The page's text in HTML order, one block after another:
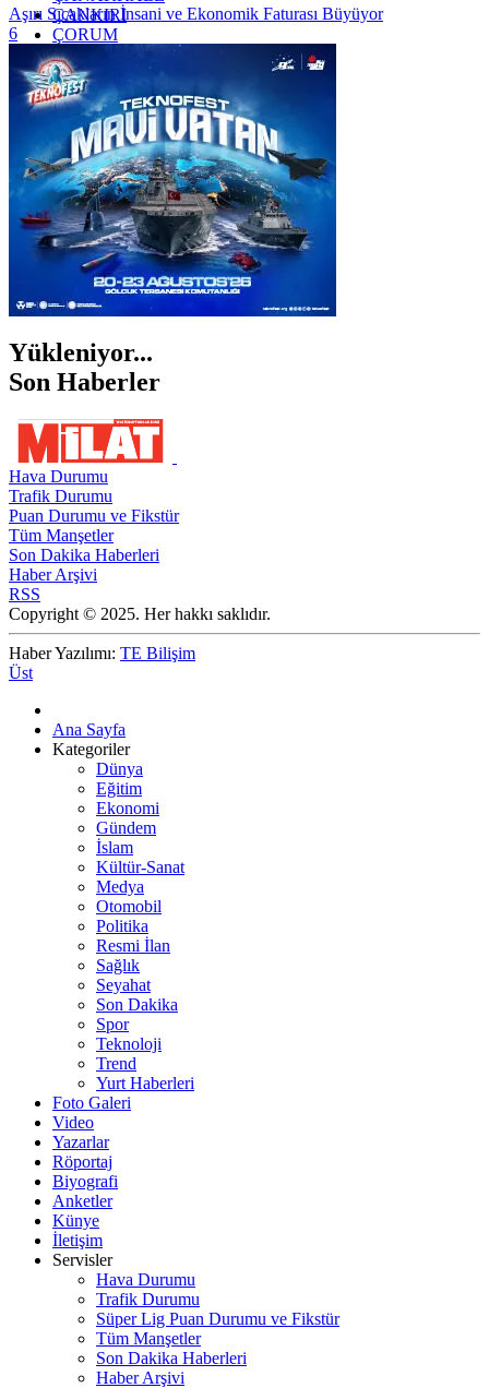
ÇANKIRI
ÇORUM
İSTANBUL
İZMİR
ŞANLIURFA
ŞIRNAK
Aşırı Sıcakların İnsani ve Ekonomik Faturası Büyüyor
6
Yükleniyor...
Son Haberler
Hava Durumu
Trafik Durumu
Puan Durumu ve Fikstür
Tüm Manşetler
Son Dakika Haberleri
Haber Arşivi
RSS
Copyright © 2025. Her hakkı saklıdır.
Haber Yazılımı: TE Bilişim
Üst
Ana Sayfa
Kategoriler
Dünya
Eğitim
Ekonomi
Gündem
İslam
Kültür-Sanat
Medya
Otomobil
Politika
Resmi İlan
Sağlık
Seyahat
Son Dakika
Spor
Teknoloji
Trend
Yurt Haberleri
Foto Galeri
Video
Yazarlar
Röportaj
Biyografi
Anketler
Künye
İletişim
Servisler
Hava Durumu
Trafik Durumu
Süper Lig Puan Durumu ve Fikstür
Tüm Manşetler
Son Dakika Haberleri
Haber Arşivi